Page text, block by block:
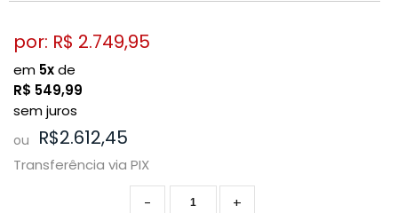
por: R$ 2.749,95
em 5xde
R$ 549,99
sem juros
ou R$2.612,45
Transferência via PIX
+
-